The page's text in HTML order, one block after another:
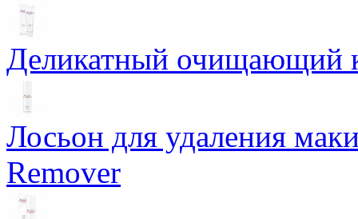
Деликатный очищающий
Лосьон для удаления
Remover